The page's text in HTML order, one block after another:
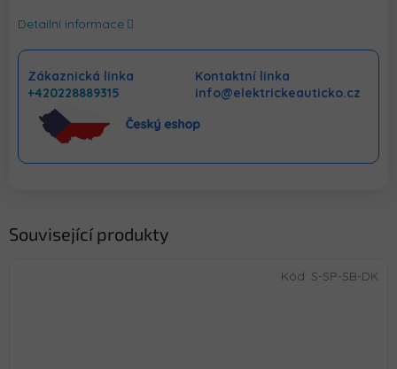
Detailní informace
Zákaznická linka
+420228889315
Kontaktní linka
info@elektrickeauticko.cz
Související produkty
Kód: S-SP-SB-DK